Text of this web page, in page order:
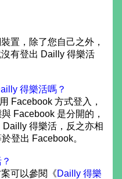
置，除了您自己之外，
有登出 Dailly 得樂活
得樂活嗎？
Facebook 方式登入，
Facebook 是分開的，
得樂活，反之亦相
登出 Facebook。
可以參閱《Dailly 得樂